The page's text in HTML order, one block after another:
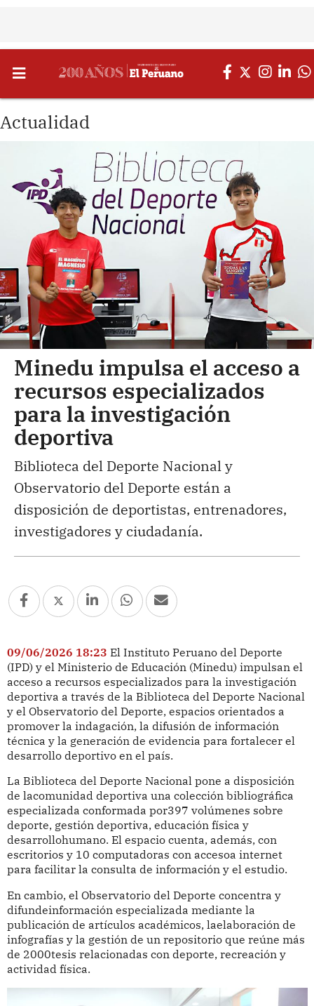
Actualidad
Minedu impulsa el acceso a
recursos especializados
para la investigación
deportiva
Biblioteca del Deporte Nacional y
Observatorio del Deporte están a
disposición de deportistas, entrenadores,
investigadores y ciudadanía.
09/06/2026 18:23 El Instituto Peruano del Deporte
(IPD) y el Ministerio de Educación (Minedu) impulsan el
acceso a recursos especializados para la investigación
deportiva a través de la Biblioteca del Deporte Nacional
y el Observatorio del Deporte, espacios orientados a
promover la indagación, la difusión de información
técnica y la generación de evidencia para fortalecer el
desarrollo deportivo en el país.
La Biblioteca del Deporte Nacional pone a disposición
de lacomunidad deportiva una colección bibliográfica
especializada conformada por397 volúmenes sobre
deporte, gestión deportiva, educación física y
desarrollohumano. El espacio cuenta, además, con
escritorios y 10 computadoras con accesoa internet
para facilitar la consulta de información y el estudio.
En cambio, el Observatorio del Deporte concentra y
difundeinformación especializada mediante la
publicación de artículos académicos, laelaboración de
infografías y la gestión de un repositorio que reúne más
de 2000tesis relacionadas con deporte, recreación y
actividad física.